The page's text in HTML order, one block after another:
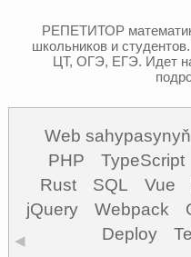
РЕПЕТИТОР
школьников и
ЦТ, ОГЭ, ЕГЭ. Идет
Web
PHP
TypeScript
Rust
SQL Vue
jQuery
Webpack
Deploy
◀